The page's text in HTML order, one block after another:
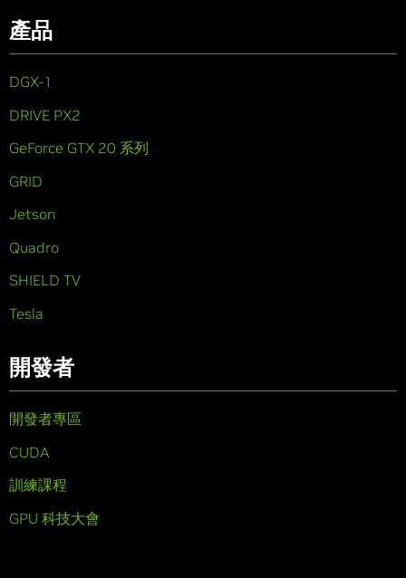
產品
DGX-1
DRIVE PX2
GeForce GTX 20 系列
GRID
Jetson
Quadro
SHIELD TV
Tesla
開發者
開發者專區
CUDA
訓練課程
GPU 科技大會